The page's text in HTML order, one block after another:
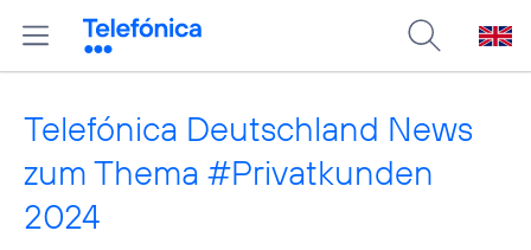
Telefónica Deutschland News
zum Thema #Privatkunden
2024